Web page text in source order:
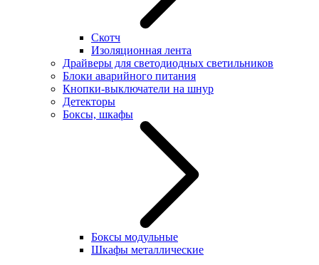
Скотч
Изоляционная лента
Драйверы для светодиодных светильников
Блоки аварийного питания
Кнопки-выключатели на шнур
Детекторы
Боксы, шкафы
Боксы модульные
Шкафы металлические